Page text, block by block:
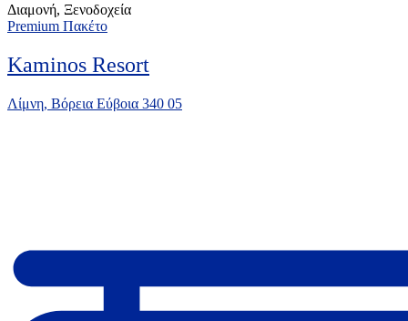
Διαμονή, Ξενοδοχεία
Premium Πακέτο
Kaminos Resort
Λίμνη, Βόρεια Εύβοια 340 05